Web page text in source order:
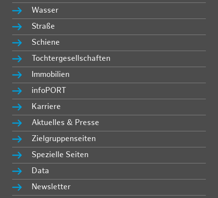
Wasser
Straße
Schiene
Tochtergesellschaften
Immobilien
infoPORT
Karriere
Aktuelles & Presse
Zielgruppenseiten
Spezielle Seiten
Data
Newsletter